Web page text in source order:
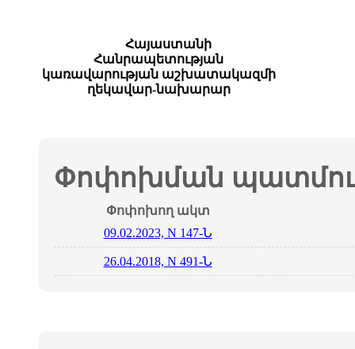
Հայաստանի
Հանրապետության
կառավարության աշխատակազմի
ղեկավար-նախարար
Փոփոխման
Փոփոխող ակտ
09.02.2023, N 147-Ն
26.04.2018, N 491-Ն